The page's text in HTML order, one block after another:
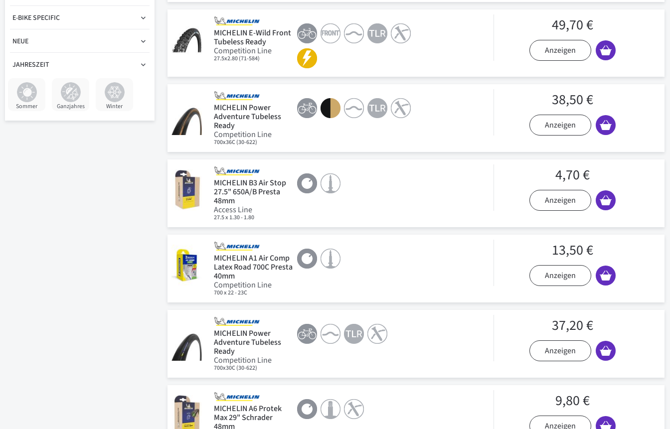
MICHELIN E-Wild Front
Tubeless Ready
Competition Line
27.5x2.80 (71-584)
49,70 €
Anzeigen
MICHELIN Power
Adventure Tubeless
Ready
Competition Line
700x36C (30-622)
38,50 €
Anzeigen
MICHELIN B3 Air Stop
27.5" 650A/B Presta
48mm
Access Line
27.5 x 1.30 - 1.80
4,70 €
Anzeigen
MICHELIN A1 Air Comp
Latex Road 700C Presta
40mm
Competition Line
700 x 22 - 23C
13,50 €
Anzeigen
MICHELIN Power
Adventure Tubeless
Ready
Competition Line
700x30C (30-622)
37,20 €
Anzeigen
MICHELIN A6 Protek
Max 29" Schrader
48mm
9,80 €
Anzeigen
E-BIKE SPECIFIC
NEUE
JAHRESZEIT
Sommer Ganzjahres Winter